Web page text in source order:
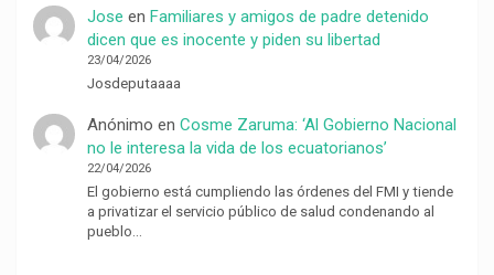
Jose en Familiares y amigos de padre detenido
dicen que es inocente y piden su libertad
23/04/2026
Josdeputaaaa
Anónimo en Cosme Zaruma: ‘Al Gobierno Nacional
no le interesa la vida de los ecuatorianos’
22/04/2026
El gobierno está cumpliendo las órdenes del FMI y tiende
a privatizar el servicio público de salud condenando al
pueblo…